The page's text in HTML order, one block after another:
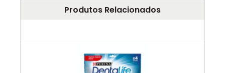
Produtos Relacionados